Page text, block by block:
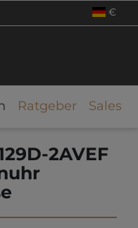
€
Ratgeber Sales
2AVEF